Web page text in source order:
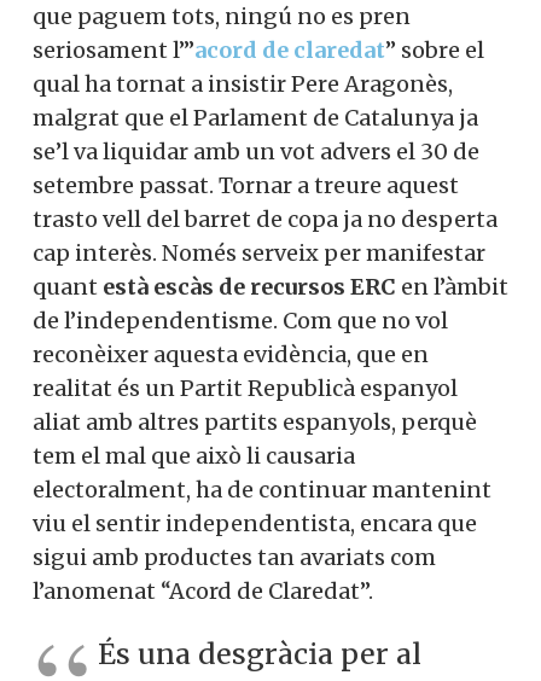
que paguem tots, ningú no es pren
seriosament l’”acord de claredat” sobre el
qual ha tornat a insistir Pere Aragonès,
malgrat que el Parlament de Catalunya ja
se’l va liquidar amb un vot advers el 30 de
setembre passat. Tornar a treure aquest
trasto vell del barret de copa ja no desperta
cap interès. Només serveix per manifestar
quant està escàs de recursos ERC en l’àmbit
de l’independentisme. Com que no vol
reconèixer aquesta evidència, que en
realitat és un Partit Republicà espanyol
aliat amb altres partits espanyols, perquè
tem el mal que això li causaria
electoralment, ha de continuar mantenint
viu el sentir independentista, encara que
sigui amb productes tan avariats com
l’anomenat “Acord de Claredat”.
És una desgràcia per al